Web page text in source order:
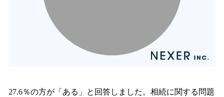
27.6％の方が「ある」と回答しました。相続に関する問題